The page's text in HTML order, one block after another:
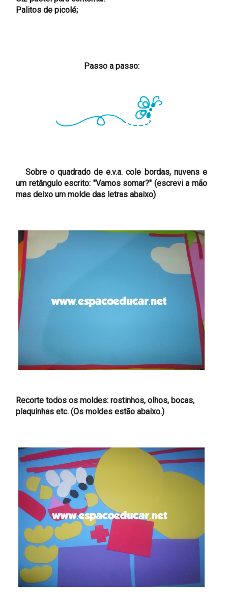
Palitos de picolé;
Passo a passo:
Sobre o quadrado de e.v.a. cole bordas, nuvens e
um retângulo escrito: "Vamos somar?" (escrevi a mão
mas deixo um molde das letras abaixo)
Recorte todos os moldes: rostinhos, olhos, bocas,
plaquinhas etc. (Os moldes estão abaixo.)